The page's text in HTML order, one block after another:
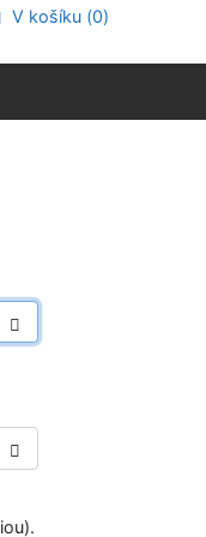
V košíku (0)